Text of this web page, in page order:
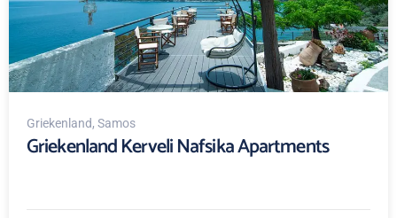
Griekenland, Samos
Griekenland Kerveli Nafsika Apartments